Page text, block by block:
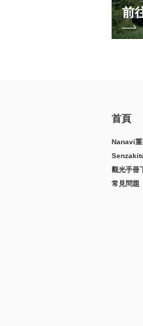
前
首頁
Nanavi重
觀光手冊
常見問題